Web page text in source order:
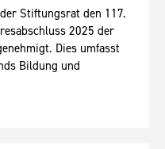
Stiftungsrat den 117.
2025 der
Dies umfasst
Bildung und